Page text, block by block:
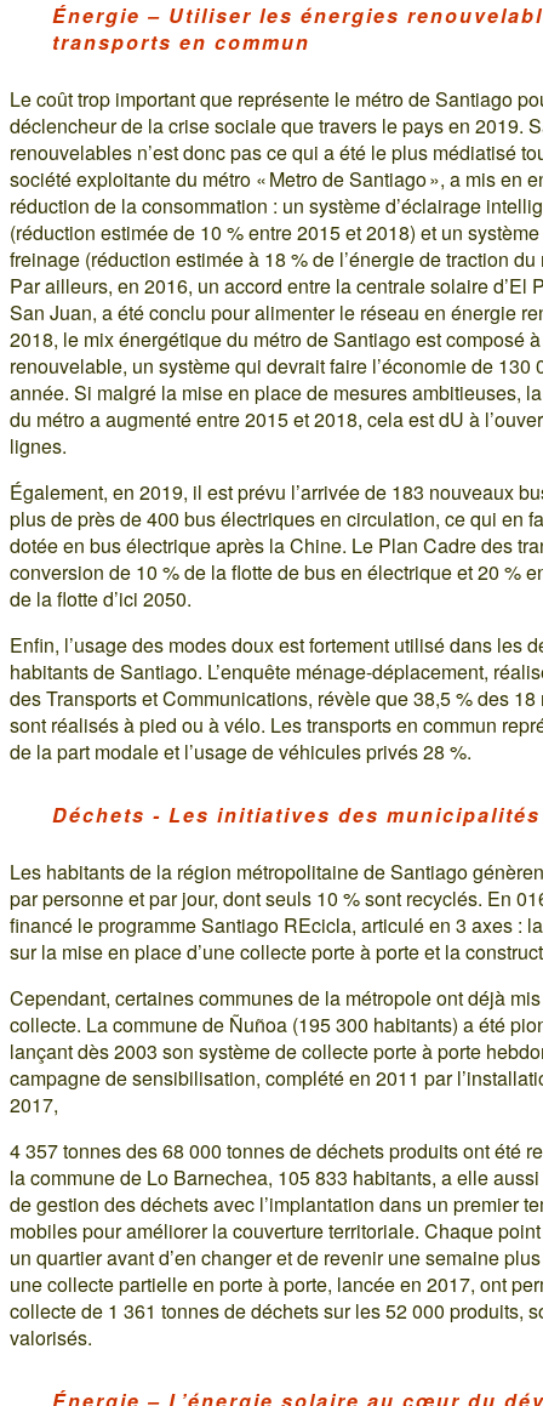
Énergie – Utiliser les énergies
transports en commun
Le coût trop important que représente le métro de Santiago
déclencheur de la crise sociale que travers le pays en 2019.
renouvelables n’est donc pas ce qui a été le plus médiatisé
société exploitante du métro « Metro de Santiago », a mis en
réduction de la consommation : un système d’éclairage
(réduction estimée de 10 % entre 2015 et 2018) et un
freinage (réduction estimée à 18 % de l’énergie de traction
Par ailleurs, en 2016, un accord entre la centrale solaire d’El
San Juan, a été conclu pour alimenter le réseau en énergie
2018, le mix énergétique du métro de Santiago est composé
renouvelable, un système qui devrait faire l’économie de 130
année. Si malgré la mise en place de mesures ambitieuses,
du métro a augmenté entre 2015 et 2018, cela est dU à
lignes.
Également, en 2019, il est prévu l’arrivée de 183 nouveaux
plus de près de 400 bus électriques en circulation, ce qui en
dotée en bus électrique après la Chine. Le Plan Cadre des
conversion de 10 % de la flotte de bus en électrique et 20 %
de la flotte d’ici 2050.
Enfin, l’usage des modes doux est fortement utilisé dans les
habitants de Santiago. L’enquête ménage-déplacement,
des Transports et Communications, révèle que 38,5 % des
sont réalisés à pied ou à vélo. Les transports en commun
de la part modale et l’usage de véhicules privés 28 %.
Déchets - Les initiatives des municipalités
Les habitants de la région métropolitaine de Santiago
par personne et par jour, dont seuls 10 % sont recyclés. En
financé le programme Santiago REcicla, articulé en 3 axes :
sur la mise en place d’une collecte porte à porte et la
Cependant, certaines communes de la métropole ont déjà
collecte. La commune de Ñuñoa (195 300 habitants) a été
lançant dès 2003 son système de collecte porte à porte
campagne de sensibilisation, complété en 2011 par
2017,
4 357 tonnes des 68 000 tonnes de déchets produits ont été
la commune de Lo Barnechea, 105 833 habitants, a elle
de gestion des déchets avec l’implantation dans un premier
mobiles pour améliorer la couverture territoriale. Chaque
un quartier avant d’en changer et de revenir une semaine
une collecte partielle en porte à porte, lancée en 2017, ont
collecte de 1 361 tonnes de déchets sur les 52 000 produits,
valorisés.